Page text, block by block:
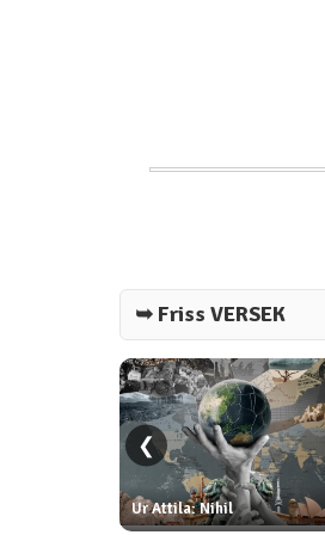
➥ Friss VERSEK
❮
Ur Attila: Nihil